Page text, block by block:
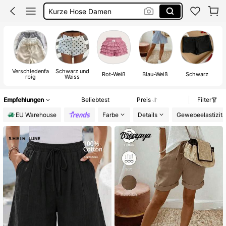
Shorts Damen
Shorts
Verschiedenfa
rbig
Schwarz und
Weiss Rot-Weiß Blau-Weiß Schwarz
Empfehlungen Beliebtest Preis
Filter
EU Warehouse
Farbe Details